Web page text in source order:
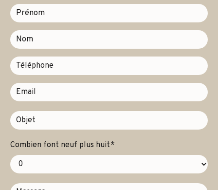
Combien font neuf plus huit